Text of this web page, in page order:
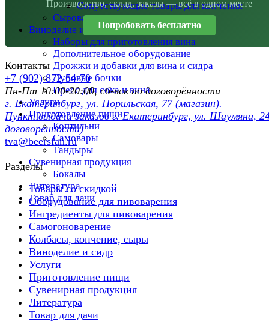
Сопутствующие товары для копчения
Сыроварни
Виноделие и сидр
Наборы для приготовления вина
Дополнительное оборудование
Дрожжи и добавки для вина и сидра
Дубовые бочки
Пресс для сока и вина
Услуги
Приготовление пищи
Коптильни
Самовары
Тандыры
Сувенирная продукция
Бокалы
Литература
Товар для дачи
Производство, склад, заказы — всё в одном месте
Попробовать бесплатно
Контакты
+7 (902) 872-54-70
Пн-Пт 10:00-20:00, сб-вск по договорённости
г. Екатеринбург, ул. Норильская, 77 (магазин).
Пункт выдачи заказов г. Екатеринбург, ул. Шаумяна,
договоренности)
tva@beersfan.ru
Разделы
Товары со скидкой
Оборудование для пивоварения
Ингредиенты для пивоварения
Самогоноварение
Колбасы, копчение, сыры
Виноделие и сидр
Услуги
Приготовление пищи
Сувенирная продукция
Литература
Товар для дачи